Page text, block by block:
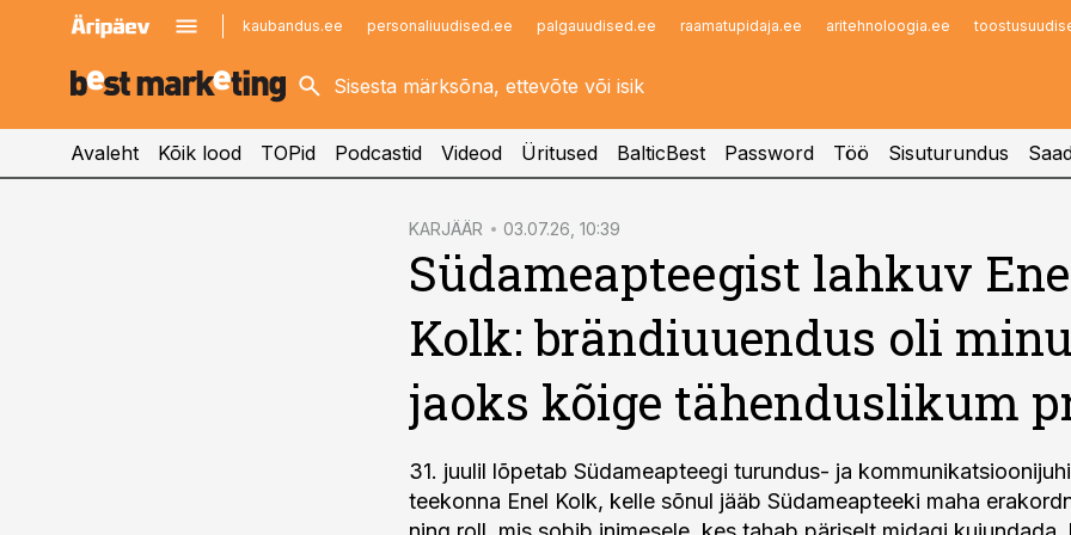
kaubandus.ee personaliuudised.ee palgauudised.ee raamatupidaja.ee aritehnoloogia.ee
kinnisvarauudised.ee
logistikauudised.ee
imelineajalugu.ee
Infopank
Avaleht Kõik lood TOPid Podcastid Videod Üritused BalticBest Password Töö Sisuturundus
KARJÄÄR 03.07.26, 10:39
Südameapteegist lahkuv
Kolk: brändiuuendus oli minu
jaoks kõige tähenduslikum
31. juulil lõpetab Südameapteegi turundus- ja
teekonna Enel Kolk, kelle sõnul jääb Südameapteeki maha